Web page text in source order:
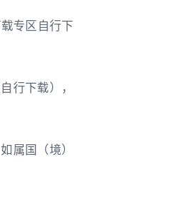
专区自行下
行下载），
属国（境）